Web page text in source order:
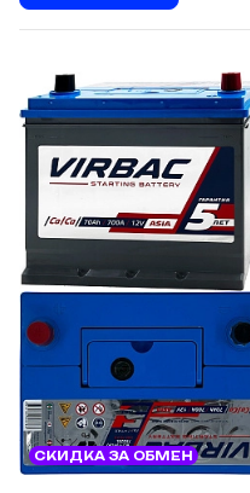
СКИДКА ЗА ОБМЕН